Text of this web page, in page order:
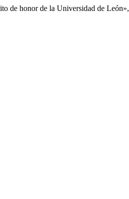
de honor de la Universidad de León»,